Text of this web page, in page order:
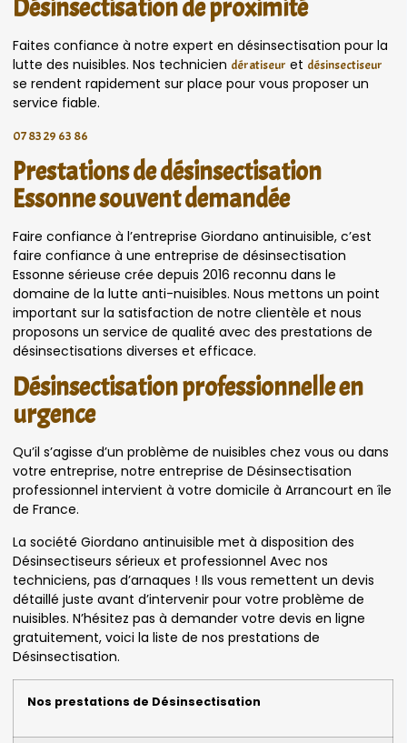
Désinsectisation de proximité
Faites confiance à notre expert en désinsectisation pour la
lutte des nuisibles. Nos technicien dératiseur et désinsectiseur
se rendent rapidement sur place pour vous proposer un
service fiable.
07 83 29 63 86
Prestations de désinsectisation
Essonne souvent demandée
Faire confiance à l’entreprise Giordano antinuisible, c’est
faire confiance à une entreprise de désinsectisation
Essonne sérieuse crée depuis 2016 reconnu dans le
domaine de la lutte anti-nuisibles. Nous mettons un point
important sur la satisfaction de notre clientèle et nous
proposons un service de qualité avec des prestations de
désinsectisations diverses et efficace.
Désinsectisation professionnelle en
urgence
Qu’il s’agisse d’un problème de nuisibles chez vous ou dans
votre entreprise, notre entreprise de Désinsectisation
professionnel intervient à votre domicile à Arrancourt en île
de France.
La société Giordano antinuisible met à disposition des
Désinsectiseurs sérieux et professionnel Avec nos
techniciens, pas d’arnaques ! Ils vous remettent un devis
détaillé juste avant d’intervenir pour votre problème de
nuisibles. N’hésitez pas à demander votre devis en ligne
gratuitement, voici la liste de nos prestations de
Désinsectisation.
Nos prestations de Désinsectisation